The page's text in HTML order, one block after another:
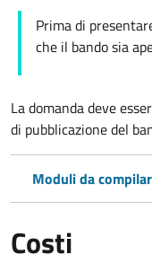
Prima di
che il bando sia
La domanda deve
di pubblicazione del
Moduli da
Costi